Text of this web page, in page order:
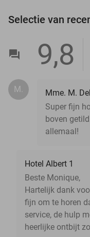
Selectie van
9,8
M.
Mme. M.
Super fijn
boven
allemaal!
Hotel Albert 1
Beste Monique,
Hartelijk dank
fijn om te horen
service, de hulp
heerlijke ontbijt